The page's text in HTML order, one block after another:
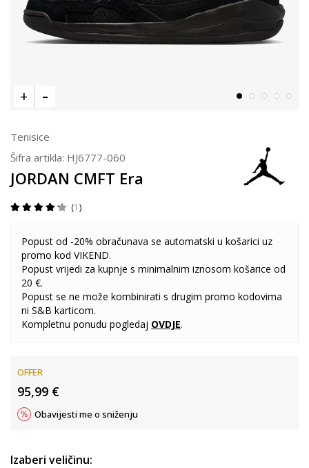
Tenisice
Šifra artikla: HJ6777-060
JORDAN CMFT Era
1
Popust od -20% obračunava se automatski u košarici uz
promo kod VIKEND.
Popust vrijedi za kupnje s minimalnim iznosom košarice od
20 €.
Popust se ne može kombinirati s drugim promo kodovima
ni S&B karticom.
Kompletnu ponudu pogledaj OVDJE.
OFFER
95,99 €
Obavijesti me o sniženju
Izaberi veličinu: